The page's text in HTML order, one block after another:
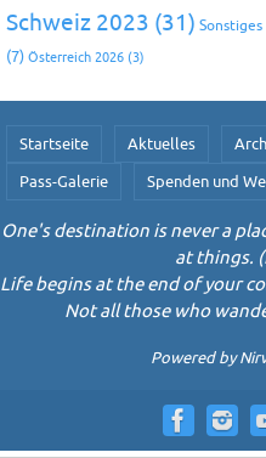
Schweiz 2023 (31) Sonstiges
(7) Österreich 2026 (3)
Startseite Aktuelles
Pass-Galerie
Spenden und
One's destination is never a
at things.
Life begins at the end of your
Not all those who
Powered by